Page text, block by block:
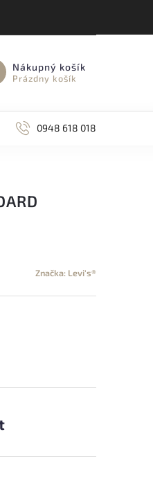
Nákupný košík
Prázdny košík
0948 618 018
Značka: Levi's®